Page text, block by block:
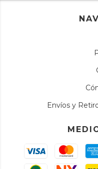
Envíos y